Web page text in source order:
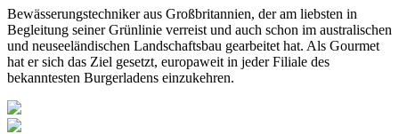
Bewässerungstechniker aus Großbritannien, der am liebsten in
Begleitung seiner Grünlinie verreist und auch schon im australischen
und neuseeländischen Landschaftsbau gearbeitet hat. Als Gourmet
hat er sich das Ziel gesetzt, europaweit in jeder Filiale des
bekanntesten Burgerladens einzukehren.